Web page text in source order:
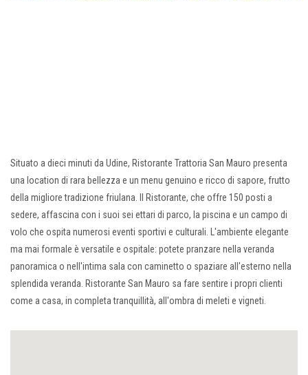
Situato a dieci minuti da Udine, Ristorante Trattoria San Mauro presenta
una location di rara bellezza e un menu genuino e ricco di sapore, frutto
della migliore tradizione friulana. Il Ristorante, che offre 150 posti a
sedere, affascina con i suoi sei ettari di parco, la piscina e un campo di
volo che ospita numerosi eventi sportivi e culturali. L'ambiente elegante
ma mai formale è versatile e ospitale: potete pranzare nella veranda
panoramica o nell'intima sala con caminetto o spaziare all'esterno nella
splendida veranda. Ristorante San Mauro sa fare sentire i propri clienti
come a casa, in completa tranquillità, all'ombra di meleti e vigneti.